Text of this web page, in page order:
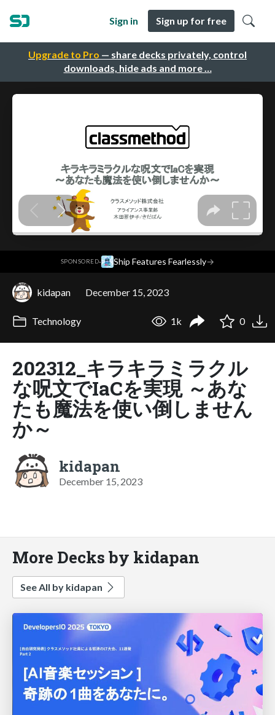
Upgrade to Pro — share decks privately, control
downloads, hide ads and more …
Sign in Sign up for free
SPONSORED· Ship Features Fearlessly→
kidapan December 15, 2023
Technology 1k 0
202312_キラキラミラクル
な呪文でIaCを実現 ～あな
たも魔法を使い倒しません
か～
kidapan
December 15, 2023
More Decks by kidapan
See All by kidapan